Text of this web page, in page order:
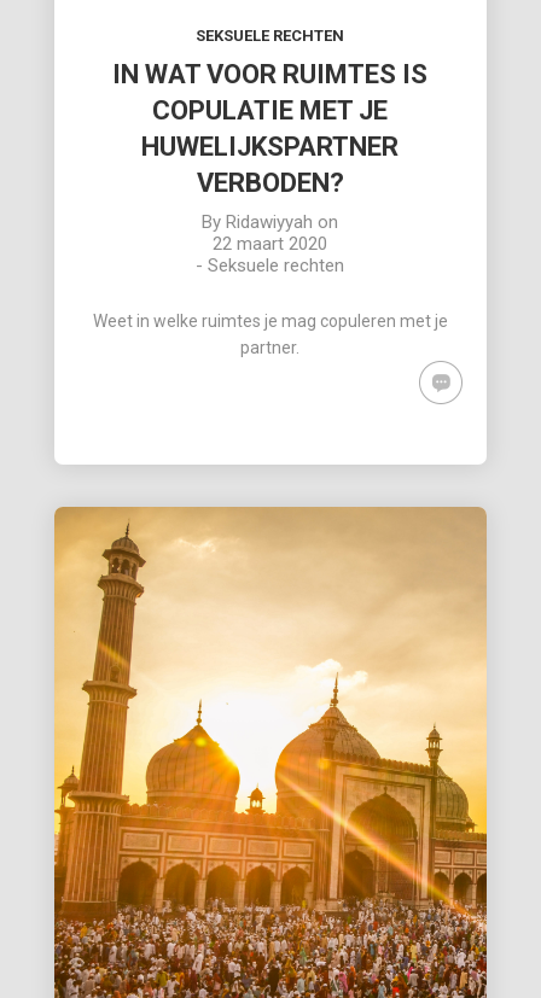
SEKSUELE RECHTEN
IN WAT VOOR RUIMTES IS
COPULATIE MET JE
HUWELIJKSPARTNER
VERBODEN?
ByRidawiyyah on
22 maart 2020
-Seksuele rechten
Weet in welke ruimtes je mag copuleren met je
partner.